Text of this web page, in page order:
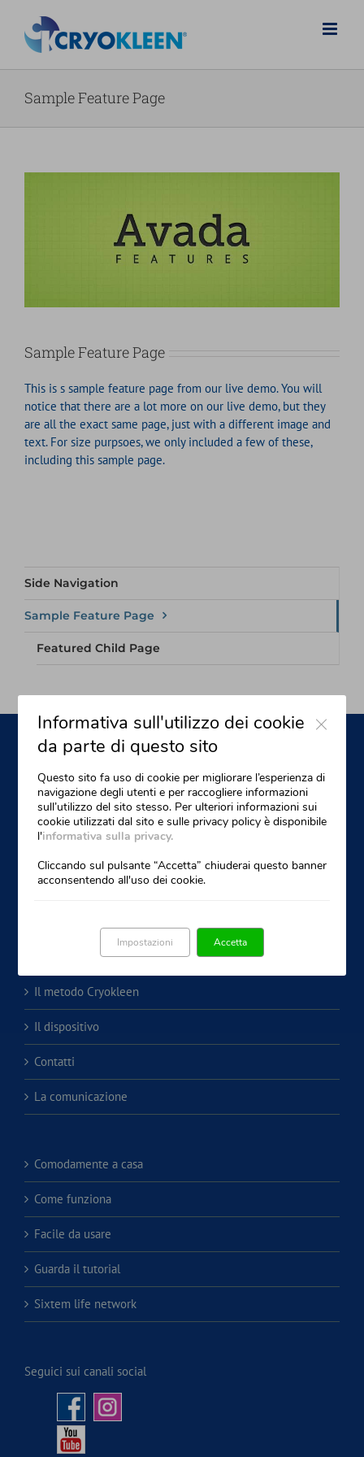
contenuto
Sample Feature Page
Sample Feature Page
This is s sample feature page from our live demo. You will
notice that there are a lot more on our live demo, but they
are all the exact same page, just with a different image and
text. For size purpsoes, we only included a few of these,
including this sample page.
Side Navigation
Sample Feature Page
Featured Child Page
SIXTEM LIFE srl
Via Tourcoing 23 - 59100 Prato - Italy
Tel. (+39) 0574-572547
Fax (+39) 0574-580317
email:customerservice@sixtemlife.it
le macchie della pelle
Il metodo Cryokleen
Il dispositivo
Contatti
La comunicazione
Comodamente a casa
Come funziona
Facile da usare
Guarda il tutorial
Sixtem life network
Seguici sui canali social
Informativa sull'utilizzo dei cookie
da parte di questo sito
Questo sito fa uso di cookie per migliorare l’esperienza di
navigazione degli utenti e per raccogliere informazioni
sull’utilizzo del sito stesso. Per ulteriori informazioni sui
cookie utilizzati dal sito e sulle privacy policy è disponibile
l'informativa sulla privacy.
Cliccando sul pulsante “Accetta” chiuderai questo banner
acconsentendo all'uso dei cookie.
Accetta
Impostazioni